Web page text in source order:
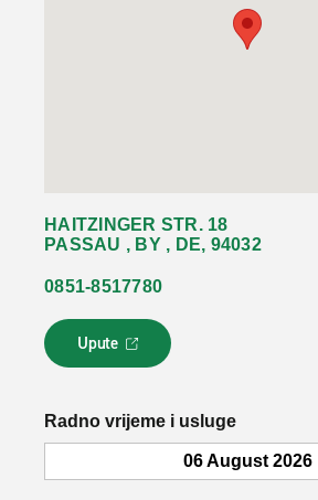
HAITZINGER STR. 18
PASSAU , BY , DE, 94032
0851-8517780
Upute
L
i
k
o
Radno vrijeme i usluge
06 August 2026